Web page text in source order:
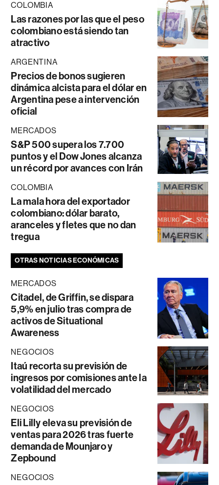
COLOMBIA
Las razones por las que el peso
colombiano está siendo tan
atractivo
ARGENTINA
Precios de bonos sugieren
dinámica alcista para el dólar en
Argentina pese a intervención
oficial
MERCADOS
S&P 500 supera los 7.700
puntos y el Dow Jones alcanza
un récord por avances con Irán
COLOMBIA
La mala hora del exportador
colombiano: dólar barato,
aranceles y fletes que no dan
tregua
OTRAS NOTICIAS ECONÓMICAS
MERCADOS
Citadel, de Griffin, se dispara
5,9% en julio tras compra de
activos de Situational
Awareness
NEGOCIOS
Itaú recorta su previsión de
ingresos por comisiones ante la
volatilidad del mercado
NEGOCIOS
Eli Lilly eleva su previsión de
ventas para 2026 tras fuerte
demanda de Mounjaro y
Zepbound
NEGOCIOS